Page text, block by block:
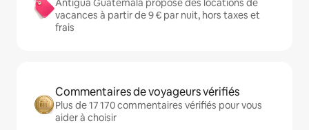
Antigua Guatemala propose des locations de
vacances à partir de 9 € par nuit, hors taxes et
frais
Commentaires de voyageurs vérifiés
Plus de 17 170 commentaires vérifiés pour vous
aider à choisir